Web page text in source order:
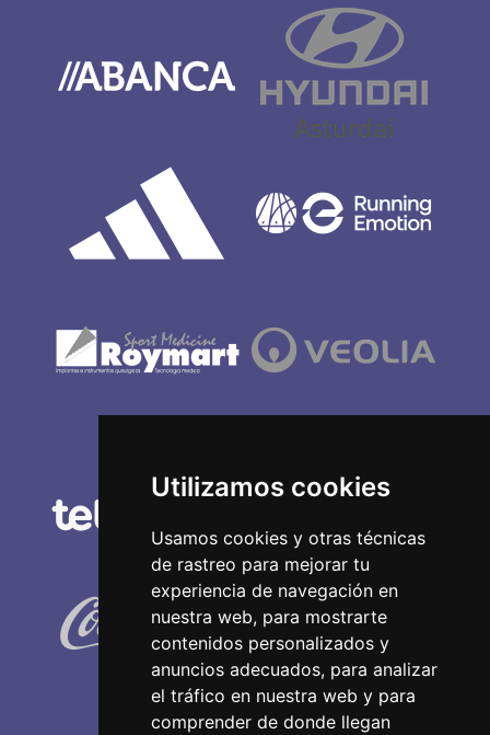
Utilizamos cookies
Usamos cookies y otras técnicas
de rastreo para mejorar tu
experiencia de navegación en
nuestra web, para mostrarte
contenidos personalizados y
anuncios adecuados, para analizar
el tráfico en nuestra web y para
comprender de donde llegan